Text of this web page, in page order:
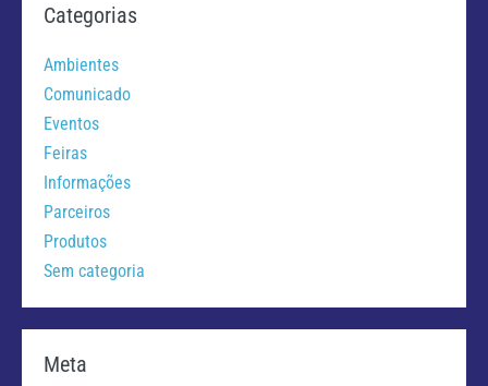
Categorias
Ambientes
Comunicado
Eventos
Feiras
Informações
Parceiros
Produtos
Sem categoria
Meta